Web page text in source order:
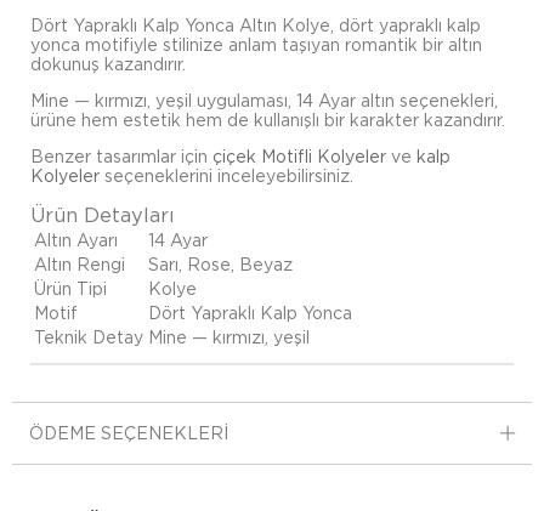
Dört Yapraklı Kalp Yonca Altın Kolye, dört yapraklı kalp
yonca motifiyle stilinize anlam taşıyan romantik bir altın
dokunuş kazandırır.
Mine — kırmızı, yeşil uygulaması, 14 Ayar altın seçenekleri,
ürüne hem estetik hem de kullanışlı bir karakter kazandırır.
Benzer tasarımlar için çiçek Motifli Kolyeler ve kalp
Kolyeler seçeneklerini inceleyebilirsiniz.
Ürün Detayları
Altın Ayarı
14 Ayar
Altın Rengi
Sarı, Rose, Beyaz
Ürün Tipi
Kolye
Motif
Dört Yapraklı Kalp Yonca
Teknik Detay Mine — kırmızı, yeşil
ÖDEME SEÇENEKLERI